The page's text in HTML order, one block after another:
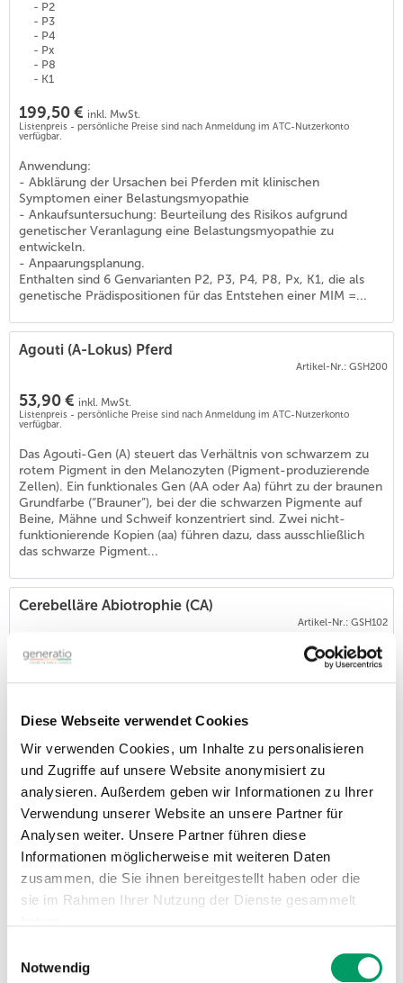
Diese Webseite verwendet Cookies
Wir verwenden Cookies, um Inhalte zu personalisieren
und Zugriffe auf unsere Website anonymisiert zu
analysieren. Außerdem geben wir Informationen zu Ihrer
Verwendung unserer Website an unsere Partner für
Analysen weiter. Unsere Partner führen diese
Informationen möglicherweise mit weiteren Daten
zusammen, die Sie ihnen bereitgestellt haben oder die
sie im Rahmen Ihrer Nutzung der Dienste gesammelt
Impressum
Notwendig
- P2
- P3
- P4
- Px
- P8
- K1
199,50 € inkl. MwSt.
Listenpreis - persönliche Preise sind nach Anmeldung im ATC-Nutzerkonto
verfügbar.
Anwendung:
- Abklärung der Ursachen bei Pferden mit klinischen
Symptomen einer Belastungsmyopathie
- Ankaufsuntersuchung: Beurteilung des Risikos aufgrund
genetischer Veranlagung eine Belastungsmyopathie zu
entwickeln.
- Anpaarungsplanung.
Enthalten sind 6 Genvarianten P2, P3, P4, P8, Px, K1, die als
genetische Prädispositionen für das Entstehen einer MIM =...
Agouti (A-Lokus) Pferd
Artikel-Nr.: GSH200
53,90 € inkl. MwSt.
Listenpreis - persönliche Preise sind nach Anmeldung im ATC-Nutzerkonto
verfügbar.
Das Agouti-Gen (A) steuert das Verhältnis von schwarzem zu
rotem Pigment in den Melanozyten (Pigment-produzierende
Zellen). Ein funktionales Gen (AA oder Aa) führt zu der braunen
Grundfarbe (“Brauner”), bei der die schwarzen Pigmente auf
Beine, Mähne und Schweif konzentriert sind. Zwei nicht-
funktionierende Kopien (aa) führen dazu, dass ausschließlich
das schwarze Pigment...
Cerebelläre Abiotrophie (CA)
Artikel-Nr.: GSH102
53,90 €
Listenpreis - persönliche Preise sind nach Anmeldung im ATC-Nutzerkonto
vererbte Krankheit, bei der die betroffenen Tiere aufgrund des
fortschreitenden Absterbens der für die Bewegung zuständigen
Gehirnzellen eine Ataxie entwickeln. Sie kommt bei Arabern
und verwandten Rassen vor.
Cream
53,90 € inkl. MwSt.
Listenpreis - persönliche Preise sind nach Anmeldung im ATC-Nutzerkonto
verfügbar.
Verdünnung (n/Cr) führt zu den Fellfarben Palomino und